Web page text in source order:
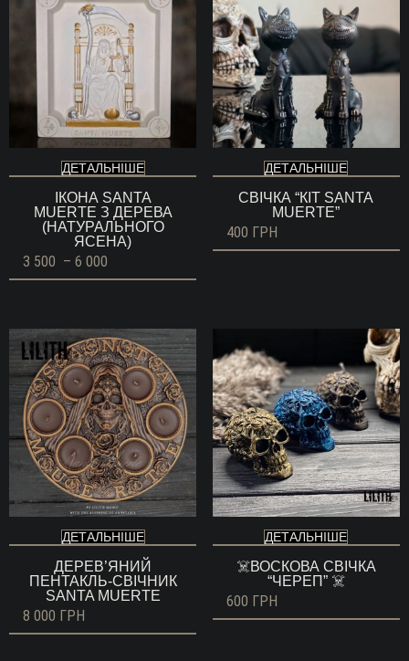
ДЕТАЛЬНІШЕ
ІКОНА SANTA
MUERTE З ДЕРЕВА
(НАТУРАЛЬНОГО
ЯСЕНА)
3 500 – 6 000
цін:
до
6
000 ГРН
ДЕТАЛЬНІШЕ
СВІЧКА “КІТ SANTA
MUERTE”
400 ГРН
ДЕТАЛЬНІШЕ
ДЕРЕВ’ЯНИЙ
ПЕНТАКЛЬ-СВІЧНИК
SANTA MUERTE
8 000 ГРН
ДЕТАЛЬНІШЕ
☠️ВОСКОВА СВІЧКА
“ЧЕРЕП” ☠️
600 ГРН